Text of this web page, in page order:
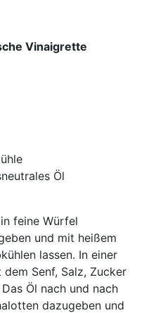
Vinaigrette
Öl
feine Würfel
und mit heißem
lassen. In einer
Senf, Salz, Zucker
Öl nach und nach
dazugeben und